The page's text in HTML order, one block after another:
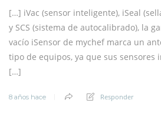
[…] iVac (sensor inteligente), iSeal
y SCS (sistema de autocalibrado), la
vacío iSensor de mychef marca un
tipo de equipos, ya que sus sensores
[…]
8 años hace Responder